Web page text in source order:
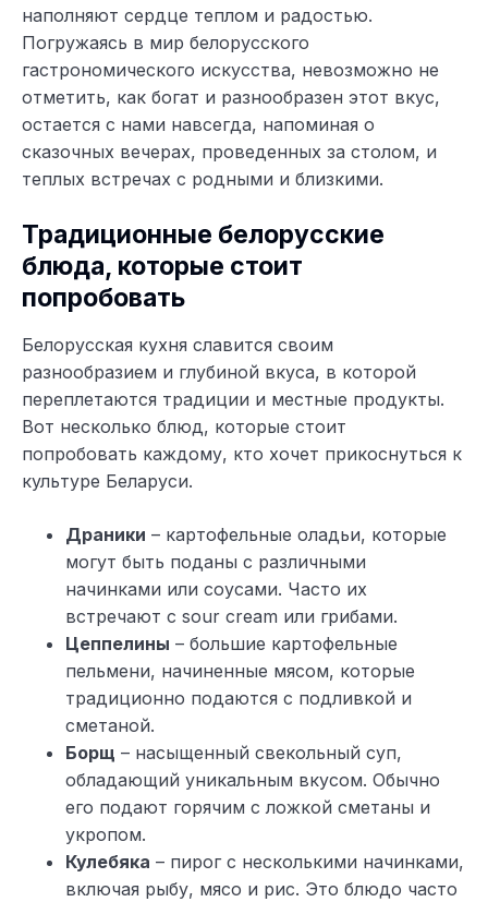
наполняют сердце теплом и радостью.
Погружаясь в мир белорусского
гастрономического искусства, невозможно не
отметить, как богат и разнообразен этот вкус,
остается с нами навсегда, напоминая о
сказочных вечерах, проведенных за столом, и
теплых встречах с родными и близкими.
Традиционные белорусские
блюда, которые стоит
попробовать
Белорусская кухня славится своим
разнообразием и глубиной вкуса, в которой
переплетаются традиции и местные продукты.
Вот несколько блюд, которые стоит
попробовать каждому, кто хочет прикоснуться к
культуре Беларуси.
Драники – картофельные оладьи, которые
могут быть поданы с различными
начинками или соусами. Часто их
встречают с sour cream или грибами.
Цеппелины – большие картофельные
пельмени, начиненные мясом, которые
традиционно подаются с подливкой и
сметаной.
Борщ – насыщенный свекольный суп,
обладающий уникальным вкусом. Обычно
его подают горячим с ложкой сметаны и
укропом.
Кулебяка – пирог с несколькими начинками,
включая рыбу, мясо и рис. Это блюдо часто